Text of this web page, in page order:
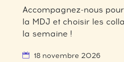
Accompagnez-nous
la MDJ et choisir les
la semaine !
18 novembre 2026